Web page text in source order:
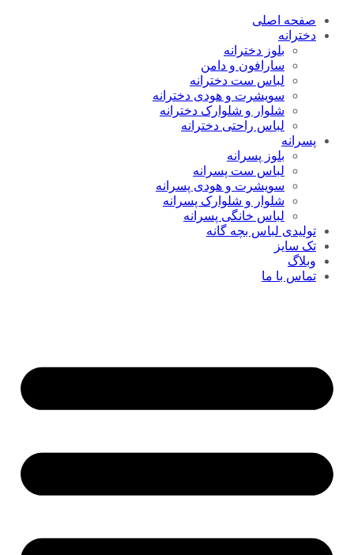
صفحه اصلی
دخترانه
بلوز دخترانه
سارافون و دامن
لباس ست دخترانه
سویشرت و هودی دخترانه
شلوار و شلوارک دخترانه
لباس راحتی دخترانه
پسرانه
بلوز پسرانه
لباس ست پسرانه
سویشرت و هودی پسرانه
شلوار و شلوارک پسرانه
لباس خانگی پسرانه
تولیدی لباس بچه گانه
تک سایز
وبلاگ
تماس با ما